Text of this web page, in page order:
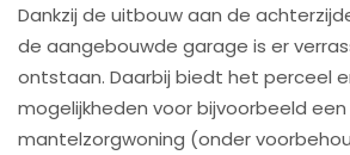
Dankzij de uitbouw aan de
de aangebouwde garage is er
ontstaan. Daarbij biedt het perceel
mogelijkheden voor bijvoorbeeld een
mantelzorgwoning (onder